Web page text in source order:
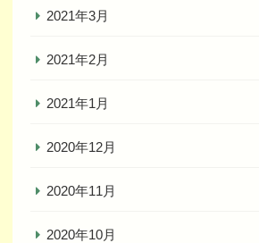
2021年3月
2021年2月
2021年1月
2020年12月
2020年11月
2020年10月